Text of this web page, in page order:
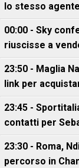
lo stesso
00:00 - Sky
riuscisse a
23:50 - Maglia
link per
23:45 -
contatti per
23:30 - Roma,
percorso in